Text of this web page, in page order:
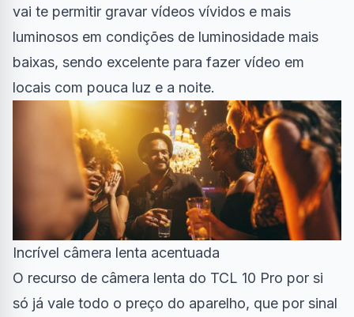
vai te permitir gravar vídeos vívidos e mais
luminosos em condições de luminosidade mais
baixas, sendo excelente para fazer vídeo em
locais com pouca luz e a noite.
Incrível câmera lenta acentuada
O recurso de câmera lenta do TCL 10 Pro por si
só já vale todo o preço do aparelho, que por sinal